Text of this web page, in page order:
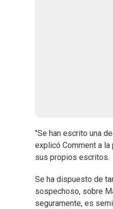
"Se han escrito una
explicó Comment a
sus propios escritos.
Se ha dispuesto de
sospechoso, sobre
seguramente, es